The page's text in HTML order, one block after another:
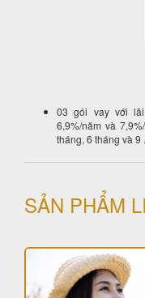
03 gói vay với
6,9%/năm và
tháng, 6 tháng và 9
SẢN PHẨM